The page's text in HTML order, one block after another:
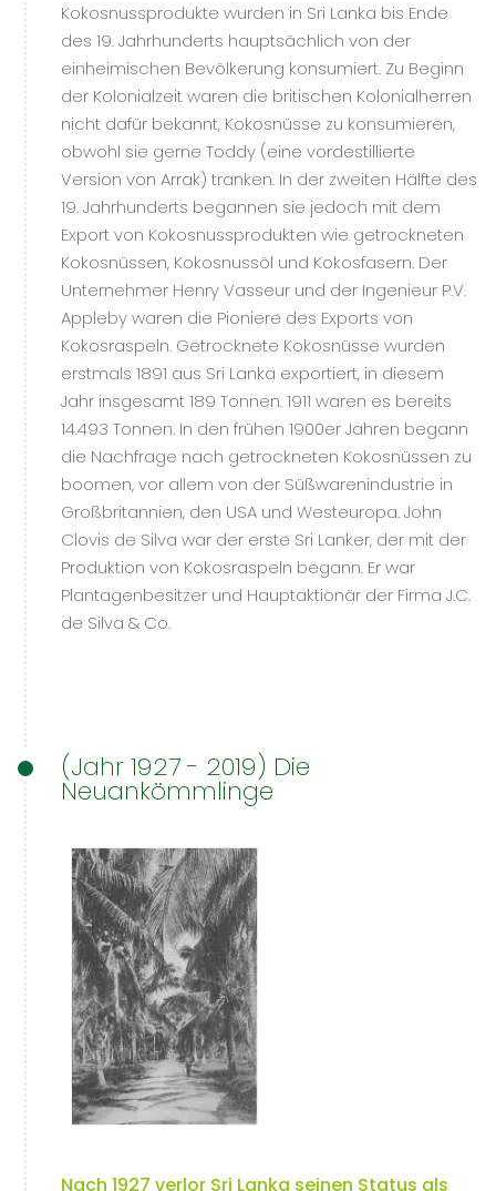
Kokosnussprodukte wurden in Sri Lanka bis Ende
des 19. Jahrhunderts hauptsächlich von der
einheimischen Bevölkerung konsumiert. Zu Beginn
der Kolonialzeit waren die britischen Kolonialherren
nicht dafür bekannt, Kokosnüsse zu konsumieren,
obwohl sie gerne Toddy (eine vordestillierte
Version von Arrak) tranken. In der zweiten Hälfte des
19. Jahrhunderts begannen sie jedoch mit dem
Export von Kokosnussprodukten wie getrockneten
Kokosnüssen, Kokosnussöl und Kokosfasern. Der
Unternehmer Henry Vasseur und der Ingenieur P.V.
Appleby waren die Pioniere des Exports von
Kokosraspeln. Getrocknete Kokosnüsse wurden
erstmals 1891 aus Sri Lanka exportiert, in diesem
Jahr insgesamt 189 Tonnen. 1911 waren es bereits
14.493 Tonnen. In den frühen 1900er Jahren begann
die Nachfrage nach getrockneten Kokosnüssen zu
boomen, vor allem von der Süßwarenindustrie in
Großbritannien, den USA und Westeuropa. John
Clovis de Silva war der erste Sri Lanker, der mit der
Produktion von Kokosraspeln begann. Er war
Plantagenbesitzer und Hauptaktionär der Firma J.C.
de Silva & Co.
(Jahr 1927 - 2019) Die
Neuankömmlinge
Nach 1927 verlor Sri Lanka seinen Status als